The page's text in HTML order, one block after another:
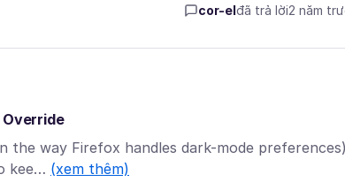
cor-elđã trả lời2 năm
Override
the way Firefox handles dark-mode
kee… (xem thêm)